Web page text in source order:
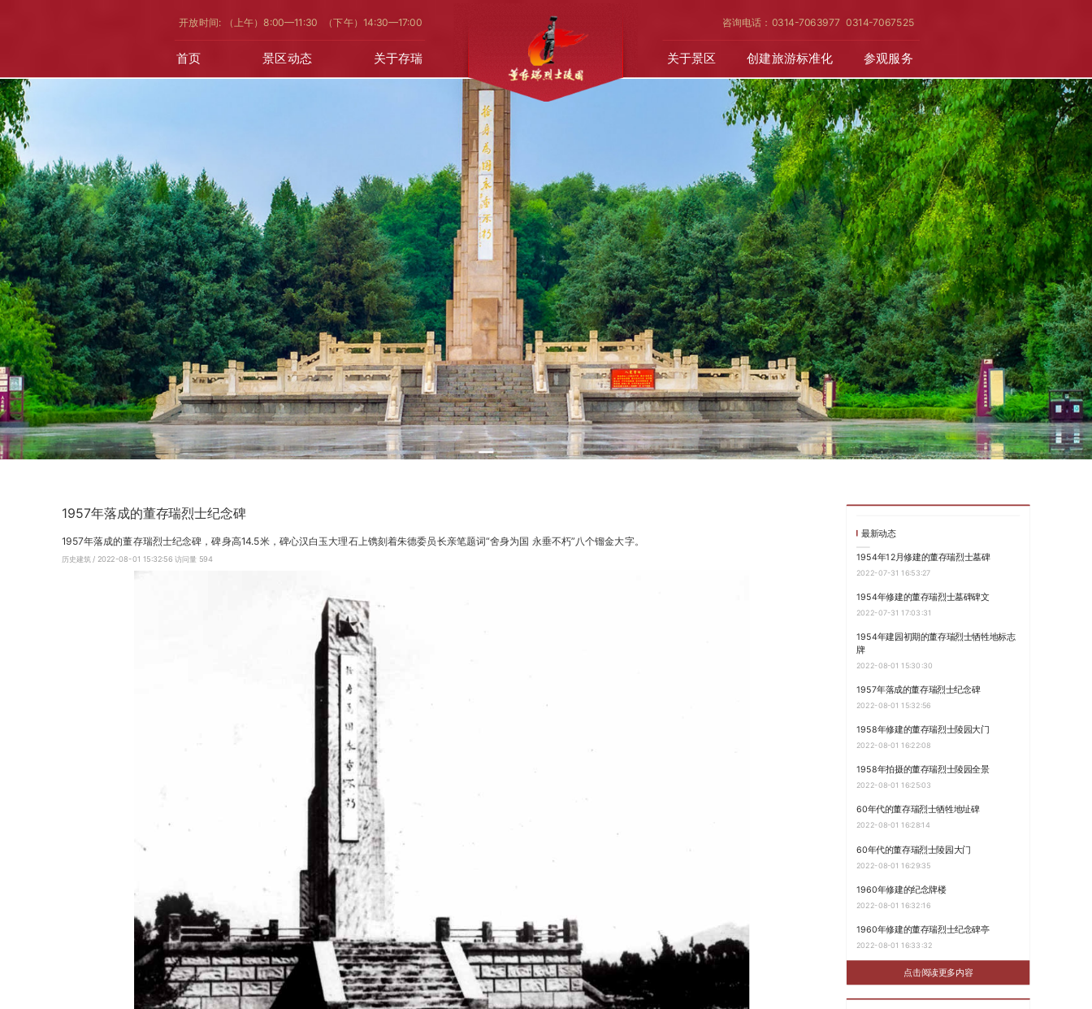
关于景区 创建旅游标准化 参观服务
首页 景区动态 关于存瑞
开放时间: （上午）8:00—11:30 （下午）14:30—17:00 咨询电话：0314-7063977 0314-7067525
1957年落成的董存瑞烈士纪念碑
1957年落成的董存瑞烈士纪念碑，碑身高14.5米，碑心汉白玉大理石上镌刻着朱德委员长亲笔题词“舍身为国 永垂不朽”八个镏金大字。
历史建筑/ 2022-08-01 15:32:56访问量 594
最新动态
1954年12月修建的董存瑞烈士墓碑
2022-07-31 16:53:27
1954年修建的董存瑞烈士墓碑碑文
2022-07-31 17:03:31
1954年建园初期的董存瑞烈士牺牲地标志
牌
2022-08-01 15:30:30
1957年落成的董存瑞烈士纪念碑
2022-08-01 15:32:56
1958年修建的董存瑞烈士陵园大门
2022-08-01 16:22:08
1958年拍摄的董存瑞烈士陵园全景
2022-08-01 16:25:03
60年代的董存瑞烈士牺牲地址碑
2022-08-01 16:28:14
60年代的董存瑞烈士陵园大门
2022-08-01 16:29:35
1960年修建的纪念牌楼
2022-08-01 16:32:16
1960年修建的董存瑞烈士纪念碑亭
2022-08-01 16:33:32
点击阅读更多内容